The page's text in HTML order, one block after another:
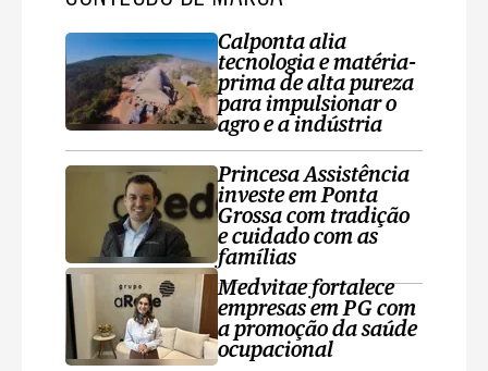
Calponta alia
tecnologia e matéria-
prima de alta pureza
para impulsionar o
agro e a indústria
Princesa Assistência
investe em Ponta
Grossa com tradição
e cuidado com as
famílias
Medvitae fortalece
empresas em PG com
a promoção da saúde
ocupacional